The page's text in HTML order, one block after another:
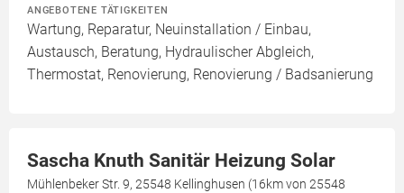
ANGEBOTENE TÄTIGKEITEN
Wartung, Reparatur, Neuinstallation / Einbau,
Austausch, Beratung, Hydraulischer Abgleich,
Thermostat, Renovierung, Renovierung / Badsanierung
Sascha Knuth Sanitär Heizung Solar
Mühlenbeker Str. 9, 25548 Kellinghusen (16km von 25548